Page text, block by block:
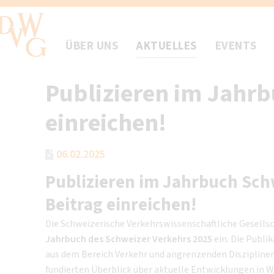
ÜBER UNS AKTUELLES EVENTS
Publizieren im
einreichen!
06.02.2025
Publizieren im Jahrbuch
Beitrag einreichen!
Die Schweizerische Verkehrswissenschaftliche
Jahrbuch des Schweizer Verkehrs 2025 ein. Die
aus dem Bereich Verkehr und angrenzenden
fundierten Überblick über aktuelle Entwicklungen in